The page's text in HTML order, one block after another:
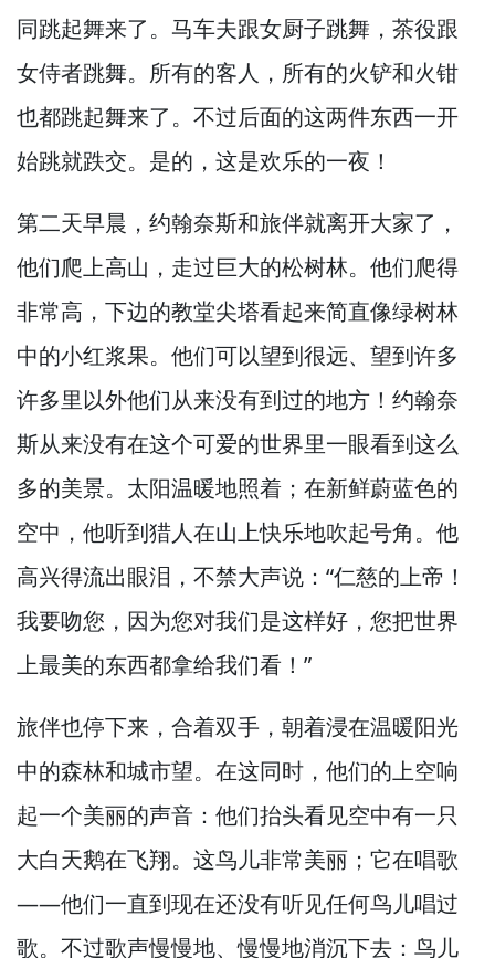
同跳起舞来了。 马车夫跟女厨子跳舞， 茶役跟
女侍者跳舞。 所有的客人， 所有的火铲和火钳
也都跳起舞来了。 不过后面的这两件东西一开
始跳就跌交。 是的， 这是欢乐的一夜！
第二天早晨， 约翰奈斯和旅伴就离开大家了，
他们爬上高山， 走过巨大的松树林。 他们爬得
非常高， 下边的教堂尖塔看起来简直像绿树林
中的小红浆果。 他们可以望到很远、望到许多
许多里以外他们从来没有到过的地方！ 约翰奈
斯从来没有在这个可爱的世界里一眼看到这么
多的美景。 太阳温暖地照着；在新鲜蔚蓝色的
空中， 他听到猎人在山上快乐地吹起号角。 他
高兴得流出眼泪， 不禁大声说：“仁慈的上帝！
我要吻您， 因为您对我们是这样好， 您把世界
上最美的东西都拿给我们看！”
旅伴也停下来， 合着双手， 朝着浸在温暖阳光
中的森林和城市望。 在这同时， 他们的上空响
起一个美丽的声音：他们抬头看见空中有一只
大白天鹅在飞翔。 这鸟儿非常美丽；它在唱歌
——他们一直到现在还没有听见任何鸟儿唱过
歌。 不过歌声慢慢地、慢慢地消沉下去：鸟儿